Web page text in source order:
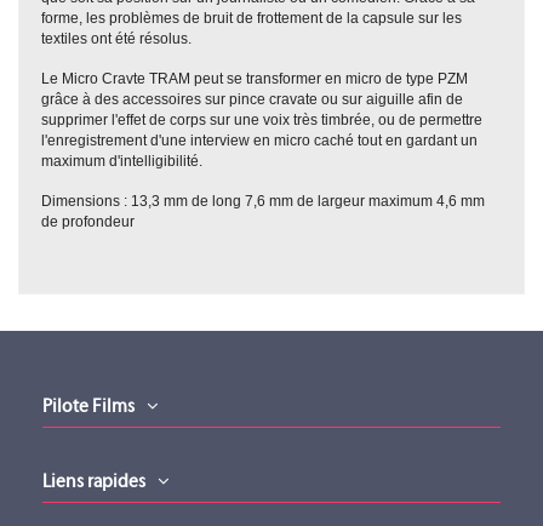
forme, les problèmes de bruit de frottement de la capsule sur les
textiles ont été résolus.
Le Micro Cravte TRAM peut se transformer en micro de type PZM
grâce à des accessoires sur pince cravate ou sur aiguille afin de
supprimer l'effet de corps sur une voix très timbrée, ou de permettre
l'enregistrement d'une interview en micro caché tout en gardant un
maximum d'intelligibilité.
Dimensions : 13,3 mm de long 7,6 mm de largeur maximum 4,6 mm
de profondeur
Pilote Films
Liens rapides